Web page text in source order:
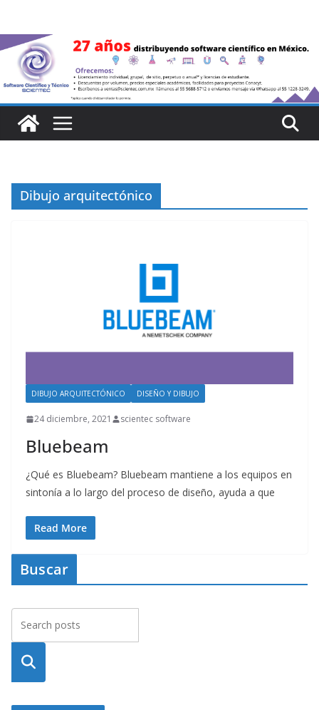
contenido
Dibujo arquitectónico
DIBUJO ARQUITECTÓNICO DISEÑO Y DIBUJO
24 diciembre, 2021 scientec software
Bluebeam
¿Qué es Bluebeam? Bluebeam mantiene a los equipos en
sintonía a lo largo del proceso de diseño, ayuda a que
Read More
Buscar
Busca